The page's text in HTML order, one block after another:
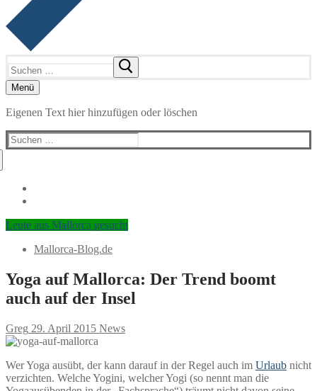
nach:
Menü
Eigenen Text hier hinzufügen oder löschen
Suchen
nach:
Leute aus Mallorca gesucht
Mallorca-Blog.de
Yoga auf Mallorca: Der Trend boomt
auch auf der Insel
Greg 29. April 2015 News
Wer Yoga ausübt, der kann darauf in der Regel auch im Urlaub nicht
verzichten. Welche Yogini, welcher Yogi (so nennt man die